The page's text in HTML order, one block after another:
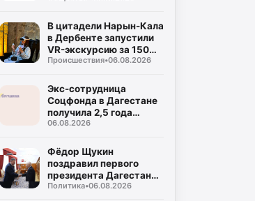
В цитадели Нарын-Кала
в Дербенте запустили
VR-экскурсию за 150
рублей
Происшествия•06.08.2026
Экс-сотрудница
Соцфонда в Дагестане
получила 2,5 года
колонии за
06.08.2026
Фёдор Щукин
поздравил первого
президента Дагестана
Муху Алиева с днём
Политика•06.08.2026